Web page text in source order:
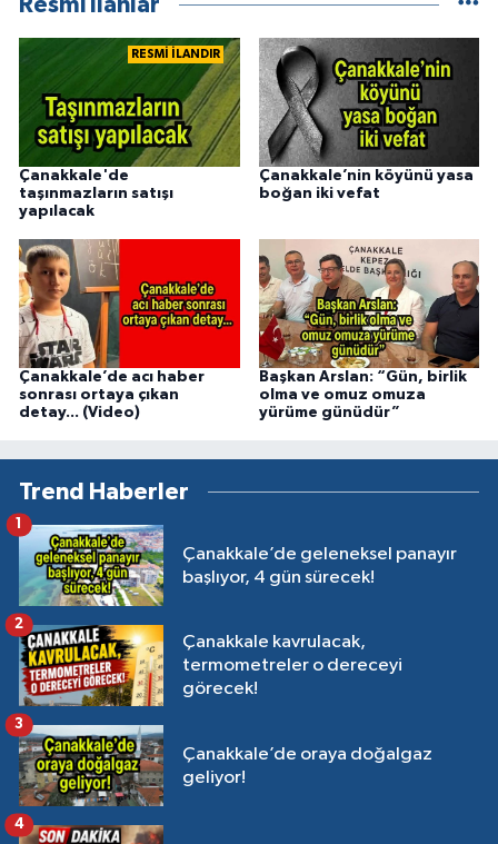
RESMİ İLANDIR
Çanakkale'de
taşınmazların satışı
yapılacak
Çanakkale’nin köyünü yasa
boğan iki vefat
Çanakkale’de acı haber
sonrası ortaya çıkan
detay... (Video)
Başkan Arslan: “Gün, birlik
olma ve omuz omuza
yürüme günüdür”
Trend Haberler
Çanakkale’de geleneksel panayır
başlıyor, 4 gün sürecek!
Çanakkale kavrulacak,
termometreler o dereceyi
görecek!
2
Çanakkale’de oraya doğalgaz
geliyor!
3
4